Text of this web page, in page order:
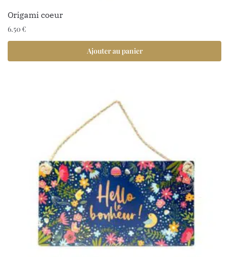
Origami coeur
6.50€
Ajouter au panier